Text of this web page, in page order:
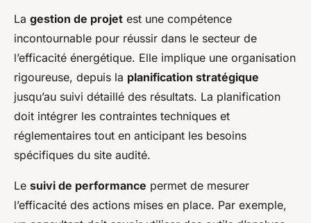
La gestion de projet est une compétence
incontournable pour réussir dans le secteur de
l’efficacité énergétique. Elle implique une organisation
rigoureuse, depuis la planification stratégique
jusqu’au suivi détaillé des résultats. La planification
doit intégrer les contraintes techniques et
réglementaires tout en anticipant les besoins
spécifiques du site audité.
Le suivi de performance permet de mesurer
l’efficacité des actions mises en place. Par exemple,